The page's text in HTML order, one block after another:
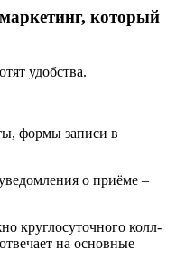
который
удобства.
формы записи в
о приёме –
круглосуточного колл-
на основные